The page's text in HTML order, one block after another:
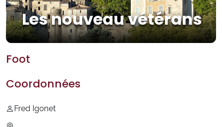
Les nouveau vétérans
Foot
Coordonnées
Fred Igonet